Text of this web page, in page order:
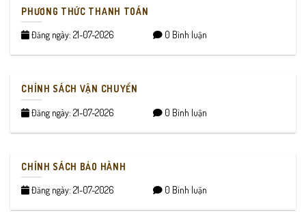
PHƯƠNG THỨC THANH TOÁN
Đăng ngày: 21-07-2026 0 Bình luận
CHÍNH SÁCH VẬN CHUYỂN
Đăng ngày: 21-07-2026 0 Bình luận
CHÍNH SÁCH BẢO HÀNH
Đăng ngày: 21-07-2026 0 Bình luận